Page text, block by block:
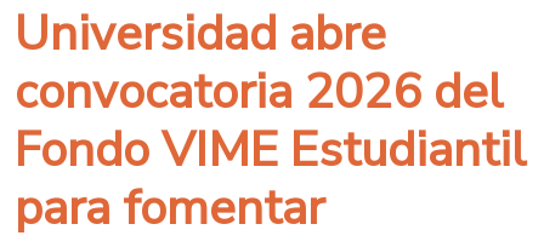
Universidad abre
convocatoria 2026 del
Fondo VIME Estudiantil
para fomentar